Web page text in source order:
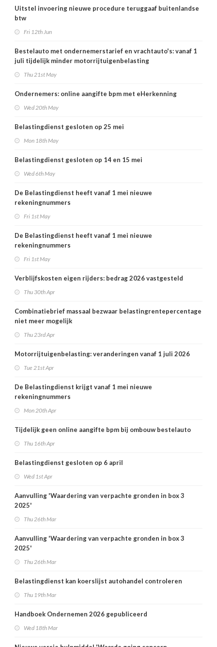
Uitstel invoering nieuwe procedure teruggaaf buitenlandse
btw
Fri 12th Jun
Bestelauto met ondernemerstarief en vrachtauto's: vanaf 1
juli tijdelijk minder motorrijtuigenbelasting
Thu 21st May
Ondernemers: online aangifte bpm met eHerkenning
Wed 20th May
Belastingdienst gesloten op 25 mei
Mon 18th May
Belastingdienst gesloten op 14 en 15 mei
Wed 6th May
De Belastingdienst heeft vanaf 1 mei nieuwe
rekeningnummers
Fri 1st May
De Belastingdienst heeft vanaf 1 mei nieuwe
rekeningnummers
Fri 1st May
Verblijfskosten eigen rijders: bedrag 2026 vastgesteld
Thu 30th Apr
Combinatiebrief massaal bezwaar belastingrentepercentage
niet meer mogelijk
Thu 23rd Apr
Motorrijtuigenbelasting: veranderingen vanaf 1 juli 2026
Tue 21st Apr
De Belastingdienst krijgt vanaf 1 mei nieuwe
rekeningnummers
Mon 20th Apr
Tijdelijk geen online aangifte bpm bij ombouw bestelauto
Thu 16th Apr
Belastingdienst gesloten op 6 april
Wed 1st Apr
Aanvulling 'Waardering van verpachte gronden in box 3
2025'
Thu 26th Mar
Aanvulling 'Waardering van verpachte gronden in box 3
2025'
Thu 26th Mar
Belastingdienst kan koerslijst autohandel controleren
Thu 19th Mar
Handboek Ondernemen 2026 gepubliceerd
Wed 18th Mar